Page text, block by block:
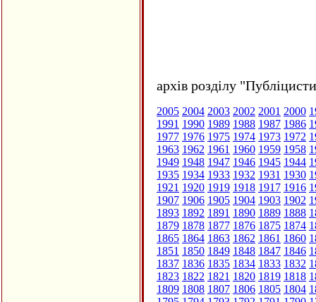
архів розділу
2005 2004 2003 2002 2001 2000
1991 1990 1989 1988 1987 1986
1977 1976 1975 1974 1973 1972
1963 1962 1961 1960 1959 1958
1949 1948 1947 1946 1945 1944
1935 1934 1933 1932 1931 1930
1921 1920 1919 1918 1917 1916
1907 1906 1905 1904 1903 1902
1893 1892 1891 1890 1889 1888
1879 1878 1877 1876 1875 1874
1865 1864 1863 1862 1861 1860
1851 1850 1849 1848 1847 1846
1837 1836 1835 1834 1833 1832
1823 1822 1821 1820 1819 1818
1809 1808 1807 1806 1805 1804